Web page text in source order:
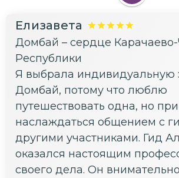
Елизавета
Домбай – сердце Карачаево-
Республики
Я выбрала индивидуальную
Домбай, потому что люблю
путешествовать одна, но
наслаждаться общением с
другими участниками. Гид
оказался настоящим
своего дела. Он